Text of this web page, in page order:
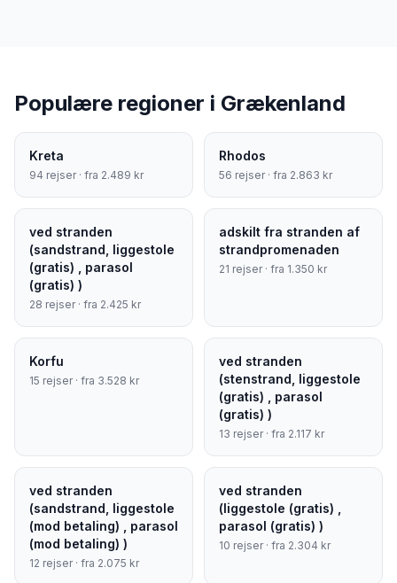
Populære regioner i Grækenland
Kreta
94 rejser · fra 2.489 kr
Rhodos
56 rejser · fra 2.863 kr
ved stranden
(sandstrand, liggestole
(gratis) , parasol
(gratis) )
28 rejser · fra 2.425 kr
adskilt fra stranden af
strandpromenaden
21 rejser · fra 1.350 kr
Korfu
15 rejser · fra 3.528 kr
ved stranden
(stenstrand, liggestole
(gratis) , parasol
(gratis) )
13 rejser · fra 2.117 kr
ved stranden
(sandstrand, liggestole
(mod betaling) , parasol
(mod betaling) )
12 rejser · fra 2.075 kr
ved stranden
(liggestole (gratis) ,
parasol (gratis) )
10 rejser · fra 2.304 kr